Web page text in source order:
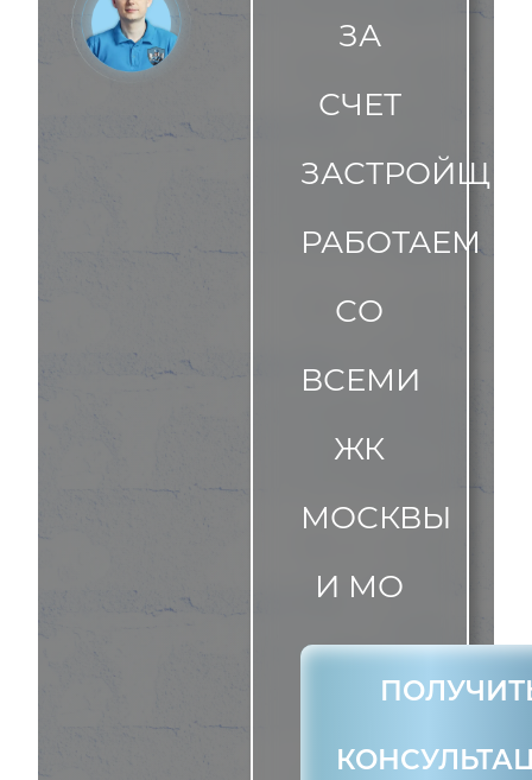
ЗА
СЧЕТ
РАБОТАЕМ
СО
ВСЕМИ
ЖК
МОСКВЫ
И МО